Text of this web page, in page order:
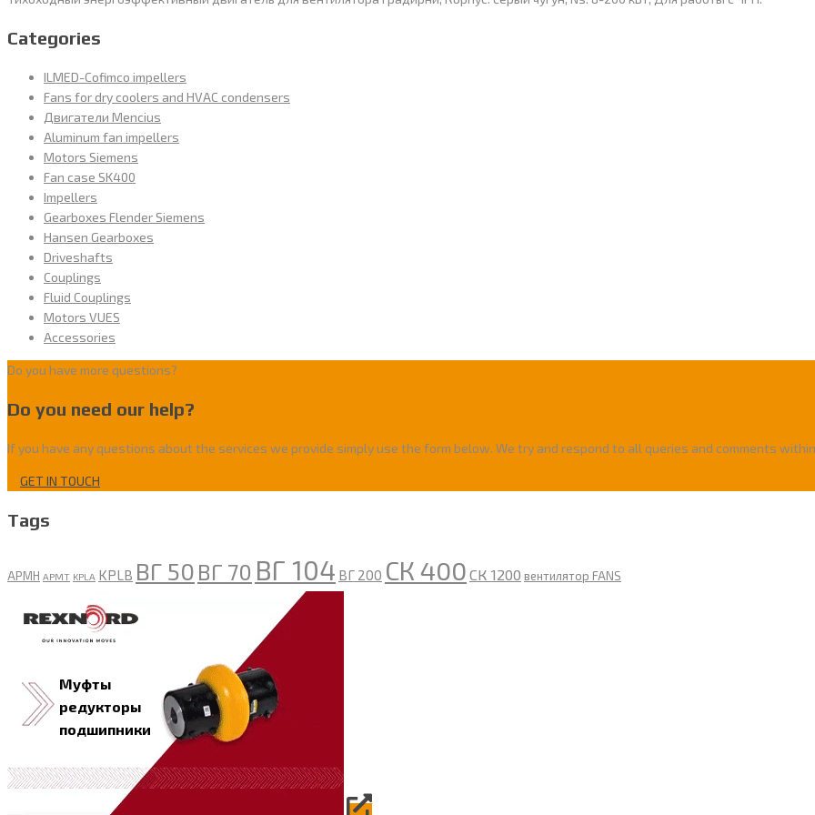
Categories
ILMED-Cofimco impellers
Fans for dry coolers and HVAC condensers
Двигатели Mencius
Aluminum fan impellers
Motors Siemens
Fan case SK400
Impellers
Gearboxes Flender Siemens
Hansen Gearboxes
Driveshafts
Couplings
Fluid Couplings
Motors VUES
Accessories
Do you have more questions?
Do you need our help?
If you have any questions about the services we provide simply use the form below. We try and respond to all queries and comments
GET IN TOUCH
Tags
APMH APMT KPLA KPLB ВГ 50 ВГ 70 ВГ 104 ВГ 200 СК 400 СК 1200 вентилятор FANS
Муфты
редукторы
подшипники